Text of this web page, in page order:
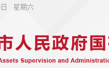
日 星期六